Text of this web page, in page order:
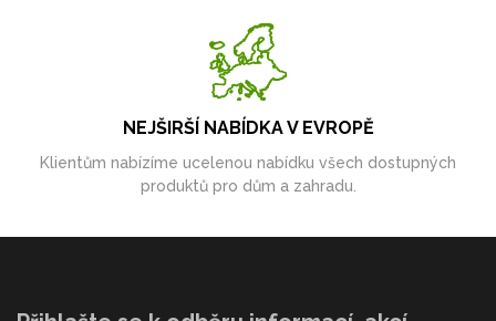
NEJŠIRŠÍ NABÍDKA V EVROPĚ
Klientům nabízíme ucelenou nabídku všech dostupných
produktů pro dům a zahradu.